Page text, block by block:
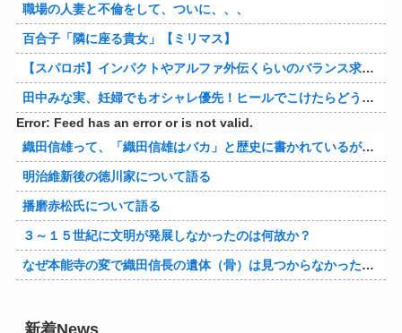
職場の人妻と不倫をして、ついに、、、
百合子「隣に座る貴女」【ミリマス】
【スパロボ】インパクトやアルファ外伝くらいのバランス求む！！ → インパクトも最終的にはコアブースターで雑魚は一撃で倒せてたけどね
田中みな実、妊婦でもオシャレ優先！ヒールでこけたらどうすんのｗ
Error: Feed has an error or is not valid.
織田信雄って、「織田信雄はバカ」と歴史に書かれているが今まで家が残っているんでバカではないよな？
明治維新後の徳川家について語る
播磨赤松氏について語る
３～１５世紀に文明が発展しなかったのは何故か？
なぜ本能寺の変で織田信長の遺体（骨）は見つからなかったのか
新着News